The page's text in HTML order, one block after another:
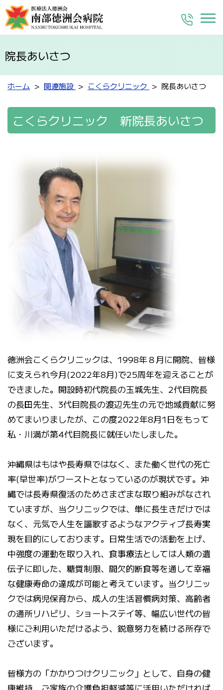
院長あいさつ
ホーム 関連施設 こくらクリニック 院長あいさつ
こくらクリニック 新院長あいさつ
徳洲会こくらクリニックは、1998年８月に開院、皆様
に支えられ今月(2022年8月)で25周年を迎えることが
できました。開設時初代院長の玉城先生、2代目院長
の長田先生、3代目院長の渡辺先生の元で地域貢献に努
めてまいりましたが、この度2022年8月1日をもって
私・川満が第4代目院長に就任いたしました。
沖縄県はもはや長寿県ではなく、また働く世代の死亡
率(早世率)がワーストとなっているのが現状です。沖
縄では長寿県復活のためさまざまな取り組みがなされ
ていますが、当クリニックでは、単に長生きだけでは
なく、元気で人生を謳歌するようなアクティブ長寿実
現を目的にしております。日常生活での活動を上げ、
中強度の運動を取り入れ、食事療法としては人類の遺
伝子に即した、糖質制限、間欠的断食等を通して幸福
な健康寿命の達成が可能と考えています。当クリニッ
クでは病児保育から、成人の生活習慣病対策、高齢者
の通所リハビリ、ショートステイ等、幅広い世代の皆
様にご利用いただけるよう、鋭意努力を続ける所存で
ございます。
皆様方の「かかりつけクリニック」として、自身の健